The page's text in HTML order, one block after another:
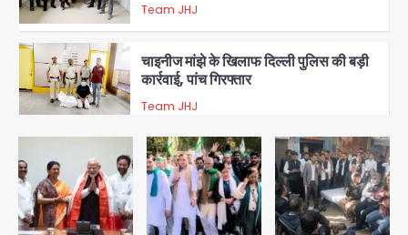
3
Team JHJ
चाइनीज मांझे के खिलाफ दिल्ली पुलिस की बड़ी
कार्रवाई, पांच गिरफ्तार
Team JHJ
5
चोरी के मोबाइल से बैंक खाते खाली करने वाला
अंतरराज्यीय साइबर गिरोह पकड़ा, 9 गिरफ्तार
Team JHJ